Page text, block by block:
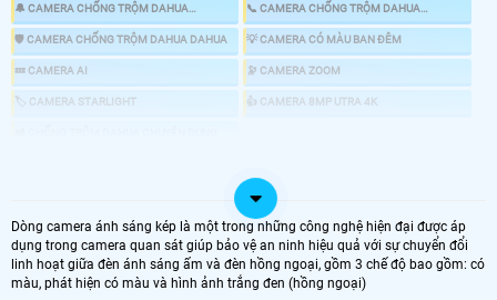
🔔 CAMERA CHỐNG TRỘM DAHUA
KBVISION
📞 CAMERA CHỐNG TRỘM DAHUA
HIKVISION
🛡 CAMERA CHỐNG TRỘM DAHUA DAHUA 💡 CAMERA CÓ MÀU BAN ĐÊM
💤 CAMERA AI 🔭 CAMERA ZOOM
🏷 CAMERA STARLIGHT 👍 CAMERA 8MP UTRA 4K
📸 LẮP CAMERA CÓ BÁO ĐỘNG CHỐNG TRỘM
LOẠI CAMERA IP
GIÁ LẮP CAMERA
Dòng camera ánh sáng kép là một trong những công nghệ hiện đại được áp
dụng trong camera quan sát giúp bảo vệ an ninh hiệu quả với sự chuyển đổi
linh hoạt giữa đèn ánh sáng ấm và đèn hồng ngoại, gồm 3 chế độ bao gồm: có
màu, phát hiện có màu và hình ảnh trắng đen (hồng ngoại)